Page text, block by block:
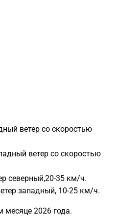
ветер со скоростью
ветер со скоростью
северный,20-35 км/ч.
западный, 10-25 км/ч.
2026 года.